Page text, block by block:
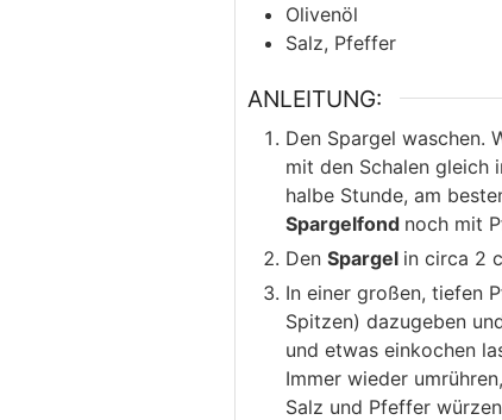
Olivenöl
Salz, Pfeffer
ANLEITUNG:
Den Spargel waschen.
mit den Schalen gleich
halbe Stunde, am
Spargelfond noch mit
Den Spargel in circa 2
In einer großen, tiefen
Spitzen) dazugeben
und etwas einkochen
Immer wieder
Salz und Pfeffer